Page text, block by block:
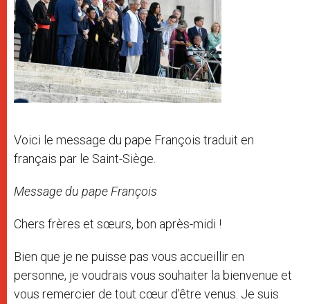
Voici le message du pape François traduit en
français par le Saint-Siège.
Message du pape François
Chers frères et sœurs, bon après-midi !
Bien que je ne puisse pas vous accueillir en
personne, je voudrais vous souhaiter la bienvenue et
vous remercier de tout cœur d’être venus. Je suis